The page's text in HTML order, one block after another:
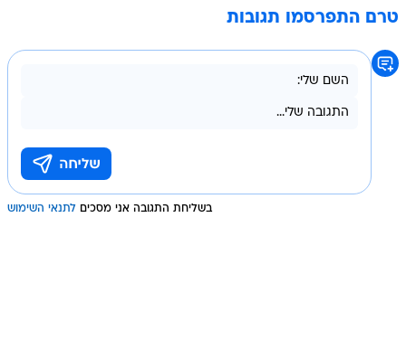
טרם התפרסמו תגובות
בשליחת התגובה אני מסכים לתנאי השימוש